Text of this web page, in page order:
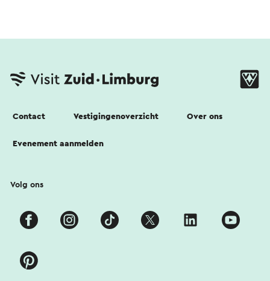
Contact Vestigingenoverzicht Over ons
Evenement aanmelden
Volg ons